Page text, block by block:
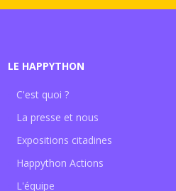
LE HAPPYTHON
C'est quoi ?
La presse et nous
Expositions citadines
Happython Actions
L'équipe